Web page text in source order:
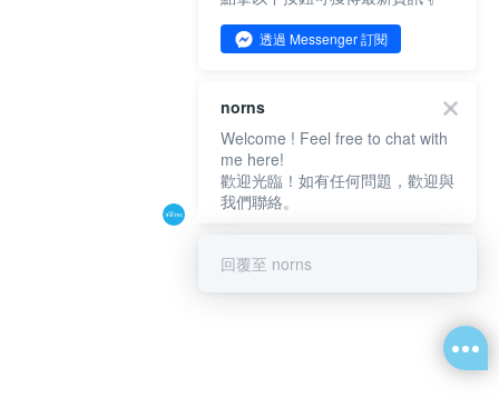
透過 Messenger 訂閱
norns
Welcome ! Feel free to chat with
me here!
歡迎光臨！如有任何問題，歡迎與
我們聯絡。
回覆至 norns